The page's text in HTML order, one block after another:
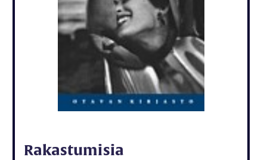
Rakastumisia